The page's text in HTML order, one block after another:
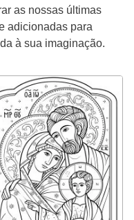
as nossas últimas
adicionadas para
à sua imaginação.